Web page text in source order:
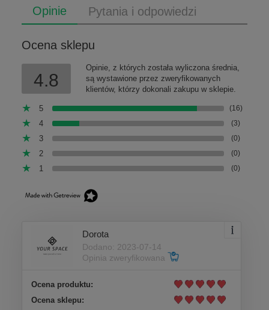
Opinie Pytania i odpowiedzi
Ocena sklepu
4.8
Opinie, z których została wyliczona średnia,
są wystawione przez zweryfikowanych
klientów, którzy dokonali zakupu w sklepie.
5 (16)
4 (3)
3 (0)
2 (0)
1 (0)
Dorota
Dodano: 2023-07-14
Opinia zweryfikowana
Ocena produktu:
Ocena sklepu: